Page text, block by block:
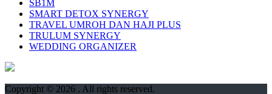
SB1M
SMART DETOX SYNERGY
TRAVEL UMROH DAN HAJI PLUS
TRULUM SYNERGY
WEDDING ORGANIZER
Copyright © 2026 . All rights reserved.